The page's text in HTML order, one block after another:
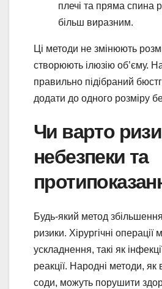
плечі та пряма спина
більш виразним.
Ці методи не змінюють
створюють ілюзію об’єму.
правильно підібраний
додати до одного розміру
Чи варто
небезпеки та
Будь-який метод
ризики. Хірургічні операції
ускладнення, такі як
реакції. Народні методи,
соди, можуть порушити